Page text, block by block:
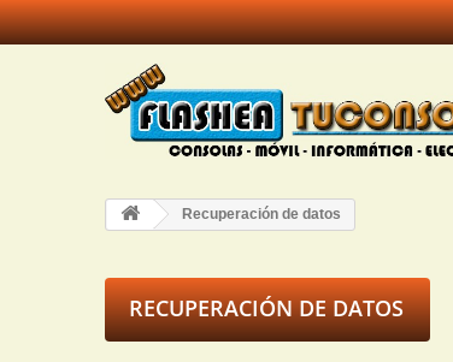
Recuperación de datos
RECUPERACIÓN DE DATOS